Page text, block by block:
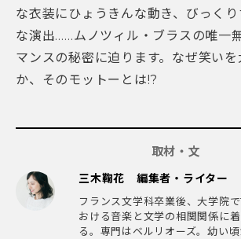
な衣装にひょうきんな動き、びっく
な演出……ムノツィル・ブラスの唯一
マンスの秘密に迫ります。なぜ笑い
か、そのモットーとは!?
取材・文
三木鞠花 編集者・ライター
フランス文学科卒業後、大学院
おける音楽と文学の相関関係に
る。専門はベルリオーズ。幼い